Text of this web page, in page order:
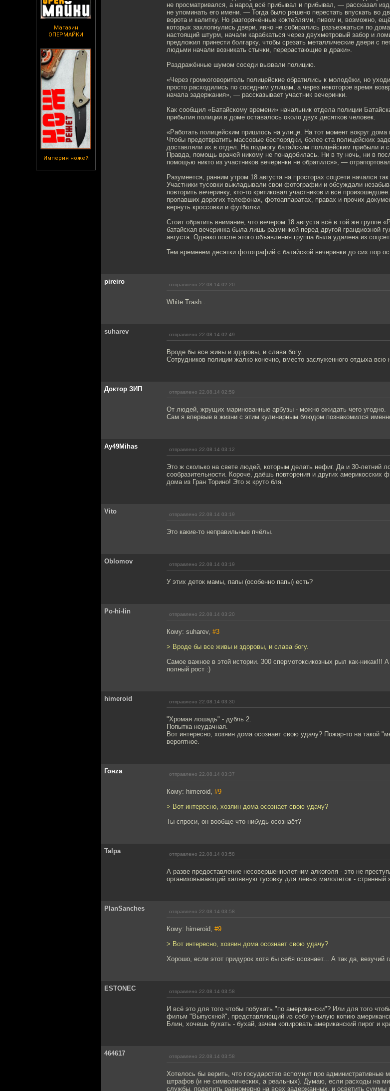
Магазин
ОПЕРМАЙКИ
Империя ножей
не просматривался, а народ всё прибывал и прибывал, — рассказал
не упоминать его имени. — Тогда было решено перестать впускать во
ворота и калитку. Но разгорячённые коктейлями, пивом и, возможно,
которых захлопнулись двери, явно не собирались разъезжаться по
настоящий штурм, начали карабкаться через двухметровый забор и
предложил принести болгарку, чтобы срезать металлические двери с
людьми начали возникать стычки, перерастающие в драки».
Раздражённые шумом соседи вызвали полицию.
«Через громкоговоритель полицейские обратились к молодёжи, но
просто расходились по соседним улицам, а через некоторое время
начала задержания», — рассказывает участник вечеринки.
Как сообщил «Батайскому времени» начальник отдела полиции
прибытия полиции в доме оставалось около двух десятков человек.
«Работать полицейским пришлось на улице. На тот момент вокруг дома
Чтобы предотвратить массовые беспорядки, более ста полицейских
доставляли их в отдел. На подмогу батайским полицейским прибыли
Правда, помощь врачей никому не понадобилась. Ни в ту ночь, ни в
помощью никто из участников вечеринки не обратился», —
Разумеется, ранним утром 18 августа на просторах соцсети начался
Участники тусовки выкладывали свои фотографии и обсуждали
повторить вечеринку, кто-то критиковал участников и всё
пропавших дорогих телефонах, фотоаппаратах, правах и прочих
вернуть кроссовки и футболки.
Стоит обратить внимание, что вечером 18 августа всё в той же группе
батайская вечеринка была лишь разминкой перед другой грандиозной
августа. Однако после этого объявления группа была удалена из
Тем временем десятки фотографий с батайской вечеринки до сих пор
pireiro отправлено 22.08.14 02:20
White Trash .
suharev отправлено 22.08.14 02:49
Вроде бы все живы и здоровы, и слава богу.
Сотрудников полиции жалко конечно, вместо заслуженного отдыха всю
Доктор ЗИП отправлено 22.08.14 02:59
От людей, жрущих маринованные арбузы - можно ожидать чего угодно.
Сам я впервые в жизни с этим кулинарным блюдом познакомился
Ay49Mihas отправлено 22.08.14 03:12
Это ж сколько на свете людей, которым делать нефиг. Да и 30-летний
сообразительности. Короче, даёшь повторения и других америкосских
дома из Гран Торино! Это ж круто бля.
Vito отправлено 22.08.14 03:19
Это какие-то неправильные пчёлы.
Oblomov отправлено 22.08.14 03:19
У этих деток мамы, папы (особенно папы) есть?
Po-hi-lin отправлено 22.08.14 03:20
Кому: suharev, #3
> Вроде бы все живы и здоровы, и слава богу.
Самое важное в этой истории. 300 спермотоксикозных рыл как-никак!!!
полный рост :)
himeroid отправлено 22.08.14 03:30
"Хромая лошадь" - дубль 2.
Попытка неудачная.
Вот интересно, хозяин дома осознает свою удачу? Пожар-то на такой
вероятное.
Гонzа отправлено 22.08.14 03:37
Кому: himeroid, #9
> Вот интересно, хозяин дома осознает свою удачу?
Ты спроси, он вообще что-нибудь осознаёт?
Talpa отправлено 22.08.14 03:58
А разве предоставление несовершеннолетним алкоголя - это не
организовывающий халявную тусовку для левых малолеток - странный
PlanSanches отправлено 22.08.14 03:58
Кому: himeroid, #9
> Вот интересно, хозяин дома осознает свою удачу?
Хорошо, если этот придурок хотя бы себя осознает... А так да, везучий
ESTONEC отправлено 22.08.14 03:58
И всё это для того чтобы побухать "по американски"? Или для того
фильм "Выпускной", представляющий из себя унылую копию
Блин, хочешь бухать - бухай, зачем копировать американский пирог и
464617 отправлено 22.08.14 03:58
Хотелось бы верить, что государство вспомнит про административные
штрафов (и не символических, а реальных). Думаю, если расходы на
службы, поделить равномерно на всех задержанных, и осветить